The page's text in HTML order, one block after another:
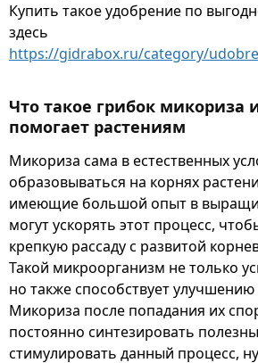
Купить такое удобрение по
здесь
https://gidrabox.ru/category/
Что такое грибок микориза
помогает растениям
Микориза сама в естественных
образовываться на корнях
имеющие большой опыт в
могут ускорять этот процесс,
крепкую рассаду с развитой
Такой микроорганизм не только
но также способствует
Микориза после попадания их
постоянно синтезировать
стимулировать данный процесс,